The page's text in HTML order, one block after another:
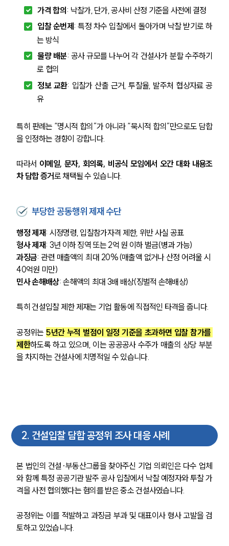
가격 합의 : 낙찰가, 단가, 공사비 산정 기준을 사전에 결정
입찰 순번제 : 특정 차수 입찰에서 돌아가며 낙찰 받기로 하
는 방식
물량 배분: 공사 규모를 나누어 각 건설사가 분할 수주하기
로 협의
정보 교환: 입찰가 산출 근거, 투찰율, 발주처 협상자료 공
유
특히 판례는 “명시적 합의”가 아니라 “묵시적 합의”만으로도 담합
을 인정하는 경향이 강합니다.
따라서 이메일, 문자, 회의록, 비공식 모임에서 오간 대화 내용조
차 담합 증거로 채택될 수 있습니다.
부당한 공동행위 제재 수단
행정 제재: 시정명령, 입찰참가자격 제한, 위반 사실 공표
형사 제재: 3년 이하 징역 또는 2억 원 이하 벌금(병과 가능)
과징금: 관련 매출액의 최대 20%(매출액 없거나 산정 어려울 시
40억원 미만)
민사 손해배상: 손해액의 최대 3배 배상(징벌적 손해배상)
특히 건설입찰 제한 제재는 기업 활동에 직접적인 타격을 줍니다.
공정위는 5년간 누적 벌점이 일정 기준을 초과하면 입찰 참가를
제한하도록 하고 있으며, 이는 공공공사 수주가 매출의 상당 부분
을 차지하는 건설사에 치명적일 수 있습니다.
2. 건설입찰 담합 공정위 조사 대응 사례
본 법인의 건설·부동산그룹을 찾아주신 기업 의뢰인은 다수 업체
와 함께 특정 공공기관 발주 공사 입찰에서 낙찰 예정자와 투찰 가
격을 사전 협의했다는 혐의를 받은 중소 건설사였습니다.
공정위는 이를 적발하고 과징금 부과 및 대표이사 형사 고발을 검
토하고 있었습니다.